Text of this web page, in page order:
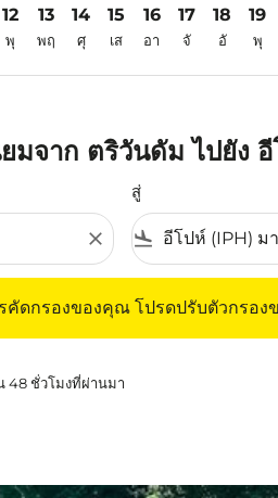
12
พุ
13
พฤ
14
ศุ
15
เส
16
อา
17
จั
18
อั
19
พุ
มจาก ตริวันดัม ไปยัง
close
สู่
flight_land
คัดกรองของคุณ โปรดปรับตัวกรอ
48 ชั่วโมงที่ผ่านมา